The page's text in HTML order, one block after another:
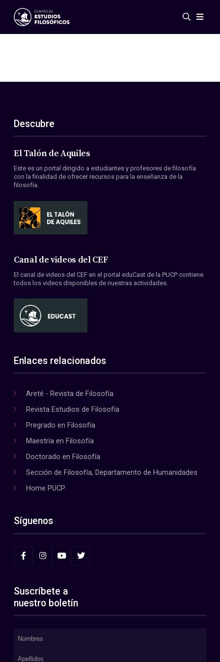
Eventos
ES
EN
Acerca de nosotros
Miembros
Convenios
Descubre
El Talón de Aquiles
Este es un portal dirigido a estudiantes y profesores de filosofía
con la finalidad de ofrecer recursos para la enseñanza de la
filosofía.
Canal de videos del CEF
El canal de videos del CEF en el portal eduCast de la PUCP contiene
todos los videos disponibles de nuestras actividades.
Enlaces relacionados
Areté - Revista de Filosofía
Revista Estudios de Filosofía
Pregrado en Filosofía
Maestría en Filosofía
Doctorado en Filosofía
Sección de Filosofía, Departamento de Humanidades
Home PUCP
Síguenos
Suscríbete a
nuestro boletín